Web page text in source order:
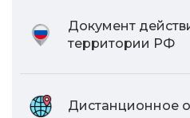
Документ
территории РФ
Дистанционное